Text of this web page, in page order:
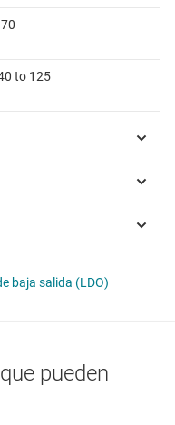
to 125
baja salida (LDO)
pueden